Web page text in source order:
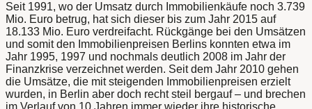
Seit 1991, wo der Umsatz durch Immobilienkäufe noch 3.739
Mio. Euro betrug, hat sich dieser bis zum Jahr 2015 auf
18.133 Mio. Euro verdreifacht. Rückgänge bei den Umsätzen
und somit den Immobilienpreisen Berlins konnten etwa im
Jahr 1995, 1997 und nochmals deutlich 2008 im Jahr der
Finanzkrise verzeichnet werden. Seit dem Jahr 2010 gehen
die Umsätze, die mit steigenden Immobilienpreisen erzielt
wurden, in Berlin aber doch recht steil bergauf – und brechen